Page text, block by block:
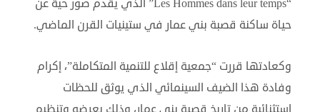
“Les Hommes dans leur temps” الذي يقدم صور حية عن
حياة ساكنة قصبة بني عمار في ستينيات القرن الماضي.
وكعادتها قررت “جمعية إقلاع للتنمية المتكاملة”، إكرام
وفادة هذا الضيف السينمائي الذي يوثق للحظات